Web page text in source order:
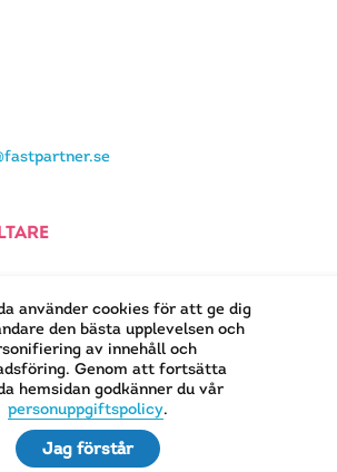
EN DEL AV
använder cookies för att ge dig
den bästa upplevelsen och
av innehåll och
Genom att fortsätta
hemsidan godkänner du vår
personuppgiftspolicy.
Jag förstår